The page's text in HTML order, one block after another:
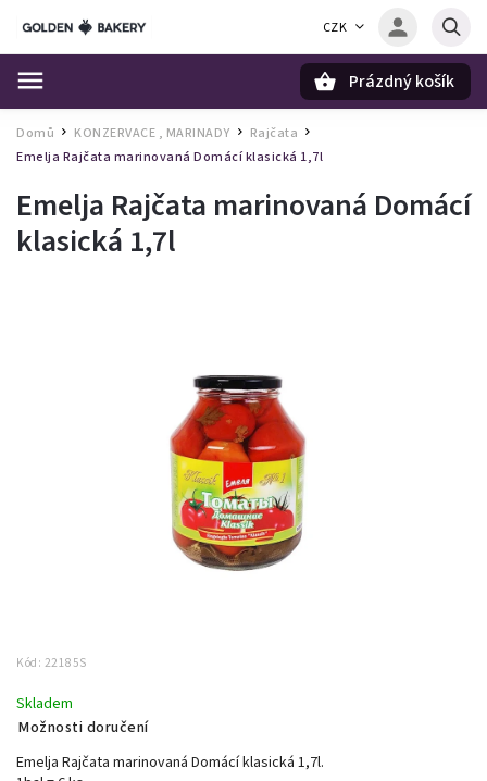
CZK
Prázdný košík
Domů / KONZERVACE , MARINADY Rajčata /
Emelja Rajčata marinovaná Domácí klasická 1,7l
Emelja Rajčata marinovaná Domácí
klasická 1,7l
Kód: 22185S
Skladem
Možnosti doručení
Emelja Rajčata marinovaná Domácí klasická 1,7l.